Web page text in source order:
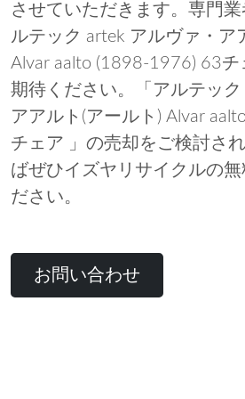
させていただきます。専門
ルテック artek アルヴァ・ア
Alvar aalto (1898-1976) 63
期待ください。「アルテック
アアルト(アールト) Alvar
チェア 」の売却をご検討さ
ばぜひイズヤリサイクルの無
ださい。
お問い合わせ